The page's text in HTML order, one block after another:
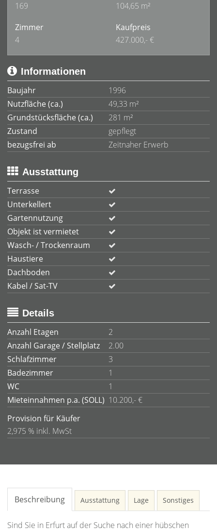
169
104,65 m²
Zimmer
4
Kaufpreis
427.000,- €
Informationen
Baujahr
1996
Nutzfläche (ca.)
49,33 m²
Grundstücksfläche (ca.)
281 m²
Zustand
gepflegt
bezugsfrei ab
Zeitnaher Erwerb
Ausstattung
Terrasse
Unterkellert
Gartennutzung
Objekt ist vermietet
Wasch- / Trockenraum
Haustiere
Dachboden
Kabel / Sat-TV
Details
Anzahl Etagen
2
Anzahl Garage / Stellplatz
2.00
Schlafzimmer
3
Badezimmer
1
WC
1
Mieteinnahmen p.a. (SOLL) 10.200,- €
Provision für Käufer
2,975 % inkl. MwSt
Beschreibung Ausstattung Lage Sonstiges
Sind Sie in Erfurt auf der Suche nach einer hübschen